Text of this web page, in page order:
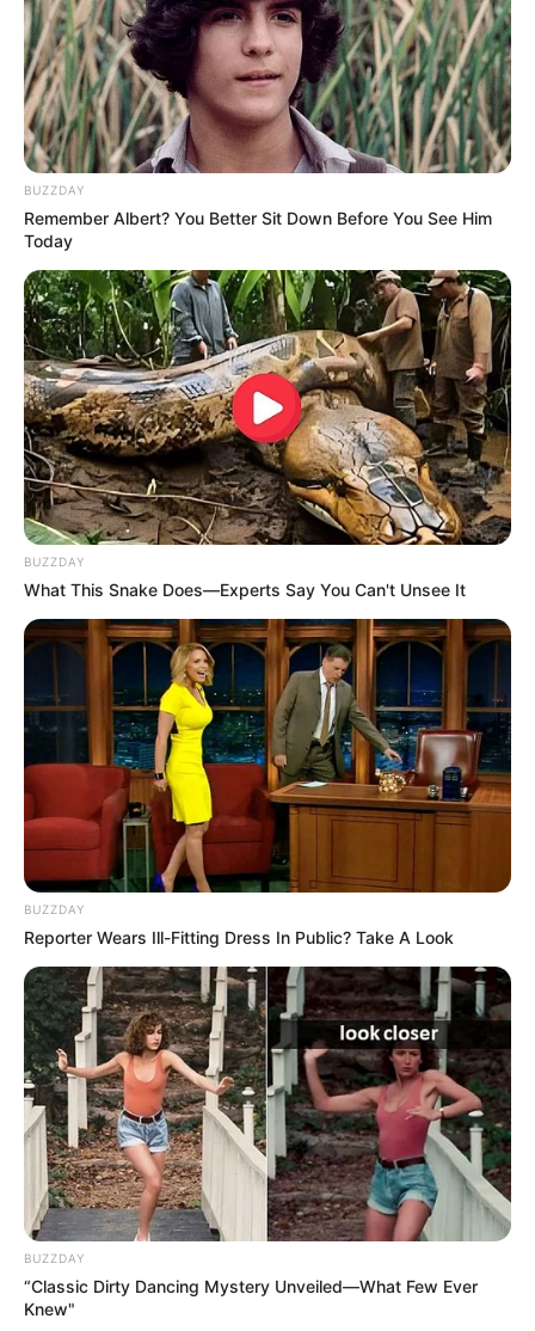
4. Moldes de Convites em formato de
barraquinha
Que tal um convite em formato de barraquinha?
Um detalhe criativo e muito fofo para
surpreender seus convidados.
Pinterest
5. Convite com Aplicações Juninas
Um modelo mais tradicional, mas com aplicações
incríveis.
BUZZDAY
Remember Albert? You Better Sit Down Before You See Him
Today
BUZZDAY
What This Snake Does—Experts Say You Can't Unsee It
BUZZDAY
Reporter Wears Ill-Fitting Dress In Public? Take A Look
BUZZDAY
“Classic Dirty Dancing Mystery Unveiled—What Few Ever
Knew"